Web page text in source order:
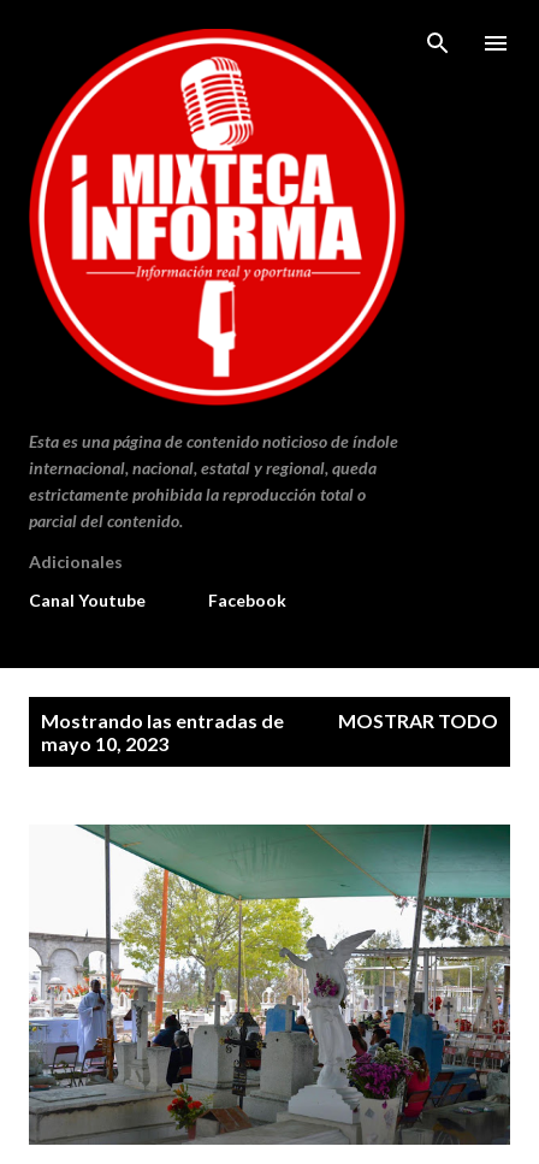
Ir al contenido principal
Esta es una página de contenido noticioso de índole
internacional, nacional, estatal y regional, queda
estrictamente prohibida la reproducción total o
parcial del contenido.
Adicionales
Canal Youtube
Facebook
Mostrando las entradas de
mayo 10, 2023
MOSTRAR TODO